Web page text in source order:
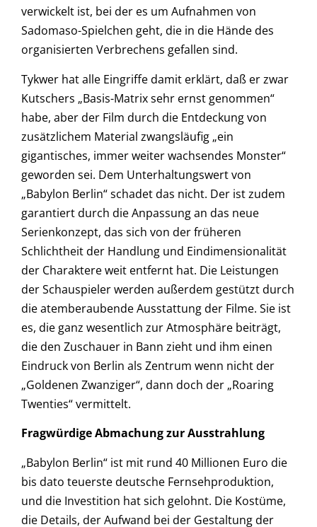
verwickelt ist, bei der es um Aufnahmen von
Sadomaso-Spielchen geht, die in die Hände des
organisierten Verbrechens gefallen sind.
Tykwer hat alle Eingriffe damit erklärt, daß er zwar
Kutschers „Basis-Matrix sehr ernst genommen“
habe, aber der Film durch die Entdeckung von
zusätzlichem Material zwangsläufig „ein
gigantisches, immer weiter wachsendes Monster“
geworden sei. Dem Unterhaltungswert von
„Babylon Berlin“ schadet das nicht. Der ist zudem
garantiert durch die Anpassung an das neue
Serienkonzept, das sich von der früheren
Schlichtheit der Handlung und Eindimensionalität
der Charaktere weit entfernt hat. Die Leistungen
der Schauspieler werden außerdem gestützt durch
die atemberaubende Ausstattung der Filme. Sie ist
es, die ganz wesentlich zur Atmosphäre beiträgt,
die den Zuschauer in Bann zieht und ihm einen
Eindruck von Berlin als Zentrum wenn nicht der
„Goldenen Zwanziger“, dann doch der „Roaring
Twenties“ vermittelt.
Fragwürdige Abmachung zur Ausstrahlung
„Babylon Berlin“ ist mit rund 40 Millionen Euro die
bis dato teuerste deutsche Fernsehproduktion,
und die Investition hat sich gelohnt. Die Kostüme,
die Details, der Aufwand bei der Gestaltung der